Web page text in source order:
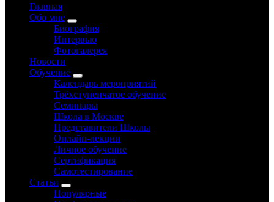
Главная
Обо мне
Биография
Интервью
Фотогалерея
Новости
Обучение
Календарь мероприятий
Трёхступенчатое обучение
Семинары
Школа в Москве
Представители Школы
Онлайн-лекции
Личное обучение
Сертификация
Самотестирование
Статьи
Популярные